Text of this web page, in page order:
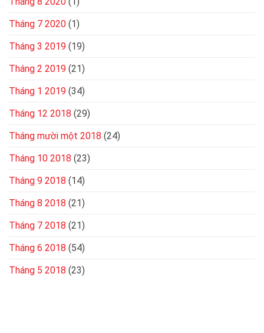
Tháng 7 2020 (1)
Tháng 3 2019 (19)
Tháng 2 2019 (21)
Tháng 1 2019 (34)
Tháng 12 2018 (29)
Tháng mười một 2018 (24)
Tháng 10 2018 (23)
Tháng 9 2018 (14)
Tháng 8 2018 (21)
Tháng 7 2018 (21)
Tháng 6 2018 (54)
Tháng 5 2018 (23)